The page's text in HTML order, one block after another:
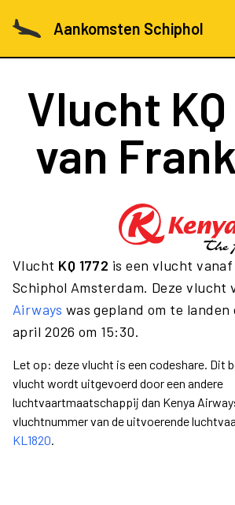
Aankomsten Schiphol
Vlucht
van
Vlucht KQ 1772 is een vlucht
Schiphol Amsterdam. Deze vlucht
Airways was gepland om te landen
april 2026 om 15:30.
Let op: deze vlucht is een codeshare. Dit
vlucht wordt uitgevoerd door een andere
luchtvaartmaatschappij dan Kenya
vluchtnummer van de uitvoerende
KL1820.